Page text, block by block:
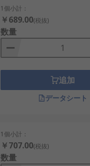
1個小計：
￥689.00(税抜)
数量
追加
データシート
1個小計：
￥707.00(税抜)
数量